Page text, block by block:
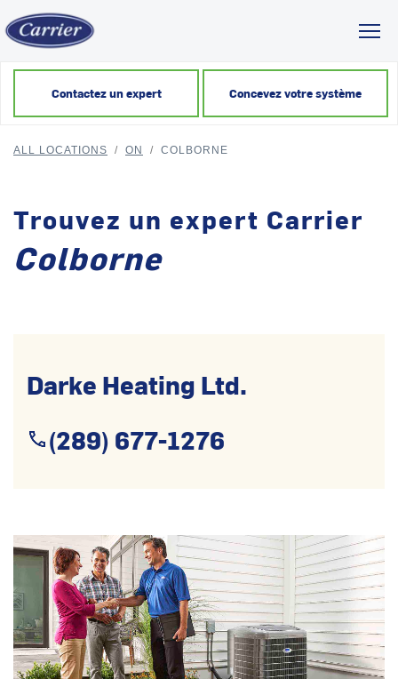
Contactez un expert Concevez votre système
ALL LOCATIONS / ON / COLBORNE
Trouvez un expert Carrier
Colborne
Darke Heating Ltd.
(289) 677-1276